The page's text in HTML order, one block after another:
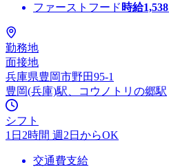
ファーストフード 時給1,538
勤務地
面接地
兵庫県豊岡市野田95-1
豊岡(兵庫)駅、コウノトリの郷駅
シフト
1日2時間 週2日からOK
交通費支給